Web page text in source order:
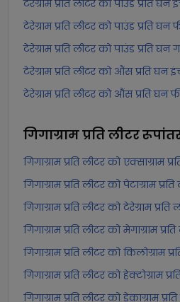
टेरेग्राम प्रति लीटर को पाउंड प्रति
टेरेग्राम प्रति लीटर को पाउंड प्रति
टेरेग्राम प्रति लीटर को पाउंड प्रति
टेरेग्राम प्रति लीटर को औंस प्रति घन
टेरेग्राम प्रति लीटर को औंस प्रति घन
गिगाग्राम प्रति लीटर
गिगाग्राम प्रति लीटर को एक्साग्राम
गिगाग्राम प्रति लीटर को पेटाग्राम
गिगाग्राम प्रति लीटर को टेरेग्राम
गिगाग्राम प्रति लीटर को मेगाग्राम
गिगाग्राम प्रति लीटर को किलोग्राम
गिगाग्राम प्रति लीटर को हेक्टोग्राम
गिगाग्राम प्रति लीटर को डेकाग्राम